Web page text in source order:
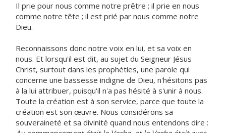
Il prie pour nous comme notre prêtre ; il prie en nous
comme notre tête ; il est prié par nous comme notre
Dieu.
Reconnaissons donc notre voix en lui, et sa voix en
nous. Et lorsqu'il est dit, au sujet du Seigneur Jésus
Christ, surtout dans les prophéties, une parole qui
concerne une bassesse indigne de Dieu, n'hésitons pas
à la lui attribuer, puisqu'il n'a pas hésité à s'unir à nous.
Toute la création est à son service, parce que toute la
création est son œuvre. Nous considérons sa
souveraineté et sa divinité quand nous entendons dire :